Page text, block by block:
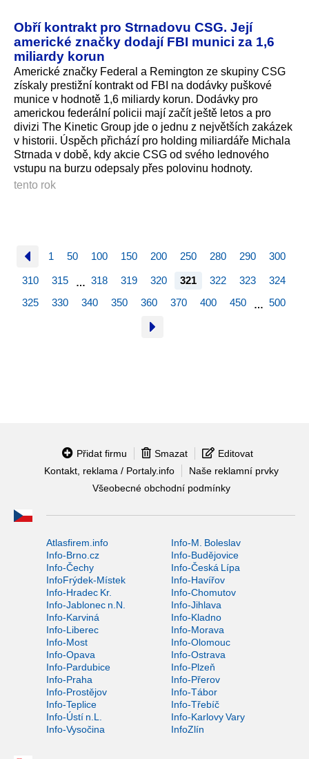
Obří kontrakt pro Strnadovu CSG. Její
americké značky dodají FBI munici za 1,6
miliardy korun
Americké značky Federal a Remington ze skupiny CSG
získaly prestižní kontrakt od FBI na dodávky puškové
munice v hodnotě 1,6 miliardy korun. Dodávky pro
americkou federální policii mají začít ještě letos a pro
divizi The Kinetic Group jde o jednu z největších zakázek
v historii. Úspěch přichází pro holding miliardáře Michala
Strnada v době, kdy akcie CSG od svého lednového
vstupu na burzu odepsaly přes polovinu hodnoty.
tento rok
1 50 100 150 200 250 280 290 300
310 315 … 318 319 320 321 322 323
324
325
330 340 350 360 370 400 450 … 500
Přidat firmu Smazat
Editovat
Kontakt, reklama / Portaly.info
Naše reklamní prvky
Všeobecné obchodní podmínky
Atlasfirem.info
Info-M. Boleslav
Info-Brno.cz
Info-Budějovice
Info-Čechy
Info-Česká Lípa
InfoFrýdek-Místek
Info-Havířov
Info-Hradec Kr.
Info-Chomutov
Info-Jablonec n.N.
Info-Jihlava
Info-Karviná
Info-Kladno
Info-Liberec
Info-Morava
Info-Most
Info-Olomouc
Info-Opava
Info-Ostrava
Info-Pardubice
Info-Plzeň
Info-Praha
Info-Přerov
Info-Prostějov
Info-Tábor
Info-Teplice
Info-Třebíč
Info-Ústí n.L.
Info-Karlovy Vary
Info-Vysočina
InfoZlín